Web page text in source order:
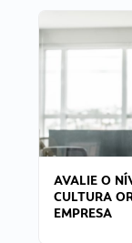
AVALIE O
CULTURA
EMPRESA